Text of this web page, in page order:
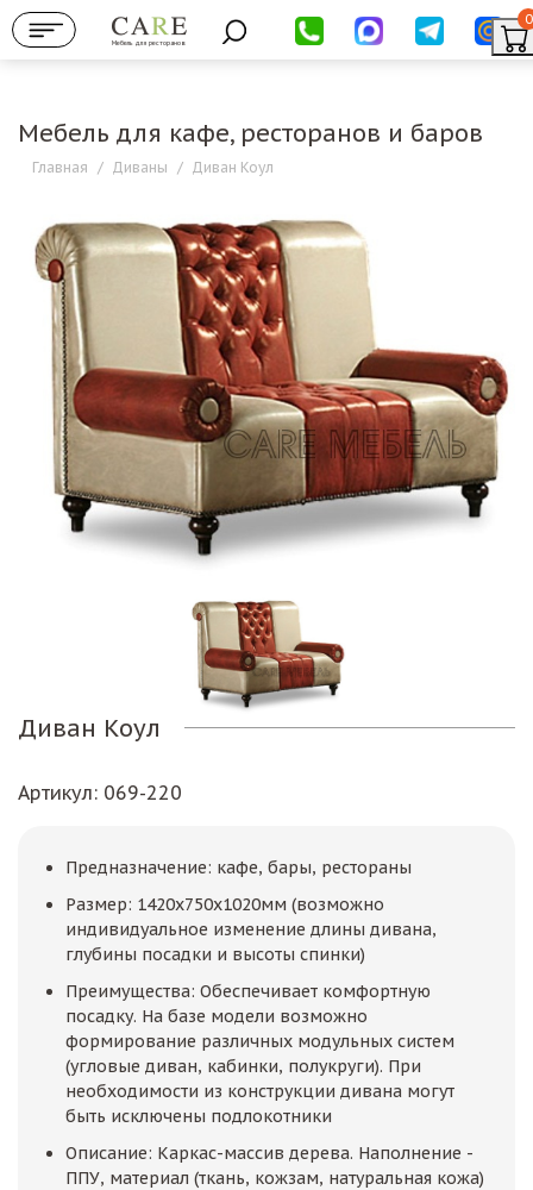
Мебель для ресторанов
0
Мебель для кафе, ресторанов и баров
Главная / Диваны / Диван Коул
Диван Коул
Артикул: 069-220
Предназначение: кафе, бары, рестораны
Размер: 1420х750х1020мм (возможно
индивидуальное изменение длины дивана,
глубины посадки и высоты спинки)
Преимущества: Обеспечивает комфортную
посадку. На базе модели возможно
формирование различных модульных систем
(угловые диван, кабинки, полукруги). При
необходимости из конструкции дивана могут
быть исключены подлокотники
Описание: Каркас-массив дерева. Наполнение -
ППУ, материал (ткань, кожзам, натуральная кожа)